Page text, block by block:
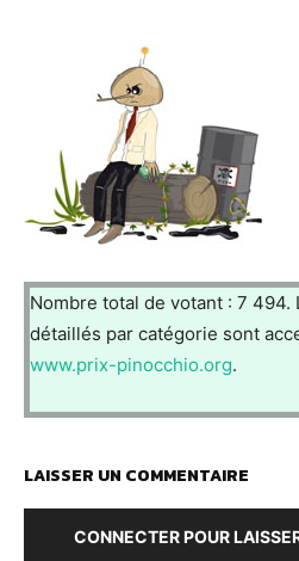
Nombre total de votant : 7
détaillés par catégorie sont
www.prix-pinocchio.org.
LAISSER UN COMMENTAIRE
CONNECTER POUR